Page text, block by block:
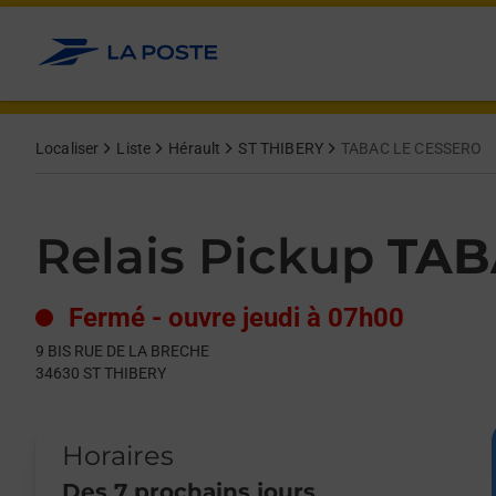
Allez au contenu
Localiser Liste Hérault ST THIBERY TABAC LE CESSERO
Relais Pickup
Fermé - ouvre jeudi à 07h00
9 BIS RUE DE LA BRECHE
34630 ST THIBERY
Horaires
Day of the WeekHours
Get directions to Relais Pickup at 9 BIS RUE DE LA BRECHE ST
lien s'ouvre dans un nouvel onglet